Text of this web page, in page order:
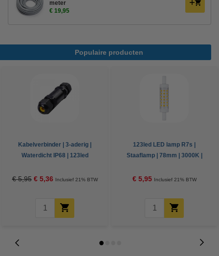
meter
€ 19,95
Populaire producten
Kabelverbinder | 3-aderig |
Waterdicht IP68 | 123led
€ 5,95 € 5,36 Inclusief 21% BTW
123led LED lamp R7s |
Staaflamp | 78mm | 3000K |
€ 5,95 Inclusief 21% BTW